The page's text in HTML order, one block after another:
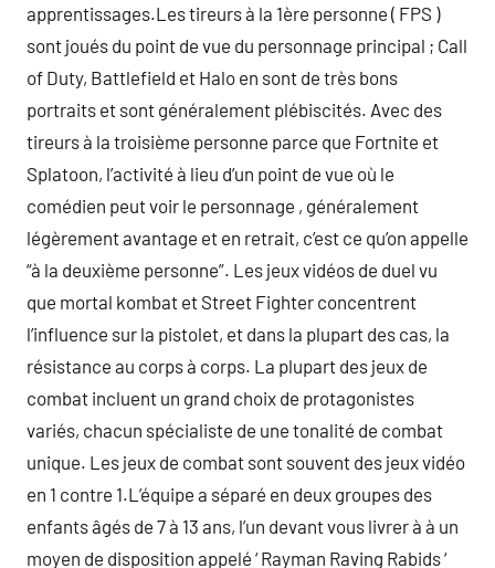
apprentissages.Les tireurs à la 1ère personne ( FPS )
sont joués du point de vue du personnage principal ; Call
of Duty, Battlefield et Halo en sont de très bons
portraits et sont généralement plébiscités. Avec des
tireurs à la troisième personne parce que Fortnite et
Splatoon, l’activité à lieu d’un point de vue où le
comédien peut voir le personnage , généralement
légèrement avantage et en retrait, c’est ce qu’on appelle
“à la deuxième personne”. Les jeux vidéos de duel vu
que mortal kombat et Street Fighter concentrent
l’influence sur la pistolet, et dans la plupart des cas, la
résistance au corps à corps. La plupart des jeux de
combat incluent un grand choix de protagonistes
variés, chacun spécialiste de une tonalité de combat
unique. Les jeux de combat sont souvent des jeux vidéo
en 1 contre 1.L’équipe a séparé en deux groupes des
enfants âgés de 7 à 13 ans, l’un devant vous livrer à à un
moyen de disposition appelé ‘ Rayman Raving Rabids ‘